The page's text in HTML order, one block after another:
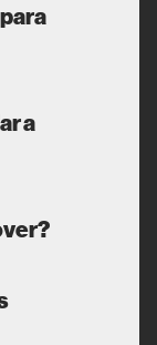
a